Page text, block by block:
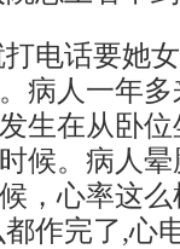
电话要她
病人一年
生在从卧
候。病人
，心率这
作完了,心